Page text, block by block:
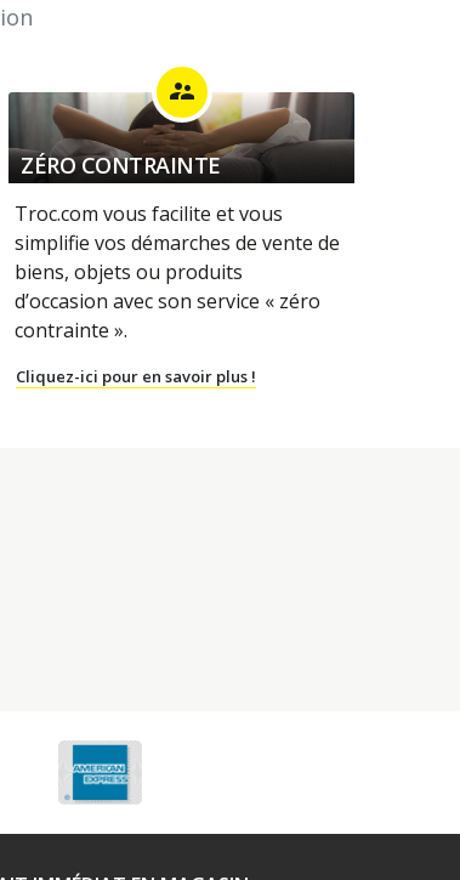
supervisor_account
ZÉRO CONTRAINTE
Troc.com vous facilite et vous
simplifie vos démarches de vente de
biens, objets ou produits
d’occasion avec son service « zéro
contrainte ».
Cliquez-ici pour en savoir plus !